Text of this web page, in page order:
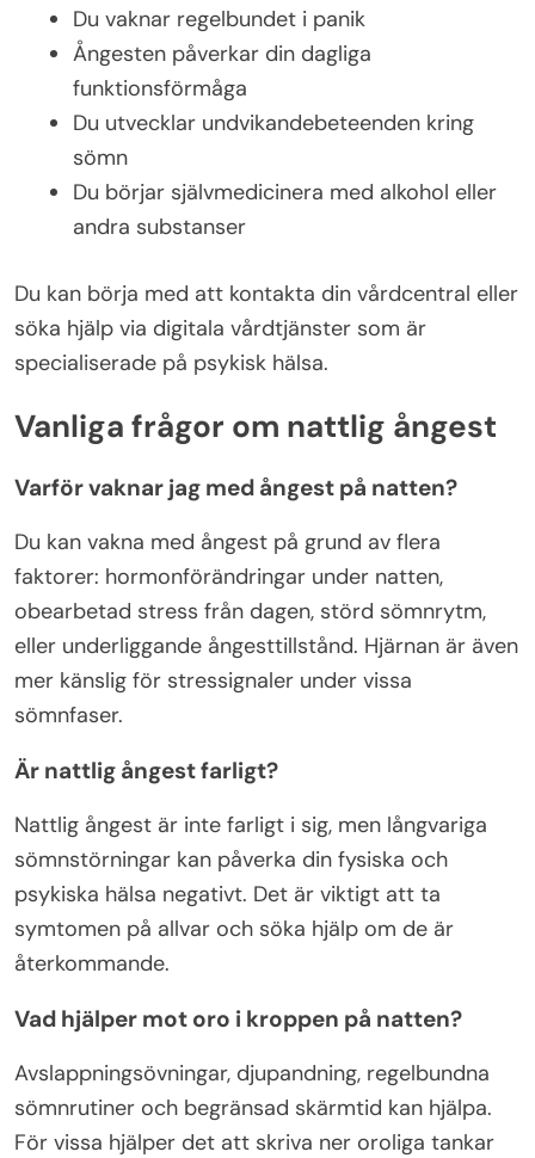
Du vaknar regelbundet i panik
Ångesten påverkar din dagliga
funktionsförmåga
Du utvecklar undvikandebeteenden kring
sömn
Du börjar självmedicinera med alkohol eller
andra substanser
Du kan börja med att kontakta din vårdcentral eller
söka hjälp via digitala vårdtjänster som är
specialiserade på psykisk hälsa.
Vanliga frågor om nattlig ångest
Varför vaknar jag med ångest på natten?
Du kan vakna med ångest på grund av flera
faktorer: hormonförändringar under natten,
obearbetad stress från dagen, störd sömnrytm,
eller underliggande ångesttillstånd. Hjärnan är även
mer känslig för stressignaler under vissa
sömnfaser.
Är nattlig ångest farligt?
Nattlig ångest är inte farligt i sig, men långvariga
sömnstörningar kan påverka din fysiska och
psykiska hälsa negativt. Det är viktigt att ta
symtomen på allvar och söka hjälp om de är
återkommande.
Vad hjälper mot oro i kroppen på natten?
Avslappningsövningar, djupandning, regelbundna
sömnrutiner och begränsad skärmtid kan hjälpa.
För vissa hjälper det att skriva ner oroliga tankar